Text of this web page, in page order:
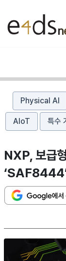
Physical AI
AIoT 특수
NXP, 보급